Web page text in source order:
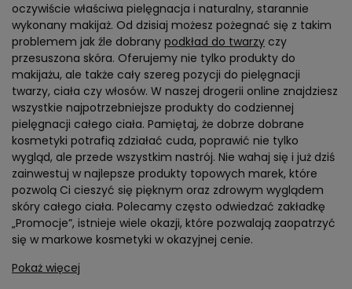
oczywiście właściwa pielęgnacja i naturalny, starannie
wykonany makijaż. Od dzisiaj możesz pożegnać się z takim
problemem jak źle dobrany podkład do twarzy czy
przesuszona skóra. Oferujemy nie tylko produkty do
makijażu, ale także cały szereg pozycji do pielęgnacji
twarzy, ciała czy włosów. W naszej drogerii online znajdziesz
wszystkie najpotrzebniejsze produkty do codziennej
pielęgnacji całego ciała. Pamiętaj, że dobrze dobrane
kosmetyki potrafią zdziałać cuda, poprawić nie tylko
wygląd, ale przede wszystkim nastrój. Nie wahaj się i już dziś
zainwestuj w najlepsze produkty topowych marek, które
pozwolą Ci cieszyć się pięknym oraz zdrowym wyglądem
skóry całego ciała. Polecamy często odwiedzać zakładkę
„Promocje”, istnieje wiele okazji, które pozwalają zaopatrzyć
się w markowe kosmetyki w okazyjnej cenie.
Pokaż więcej